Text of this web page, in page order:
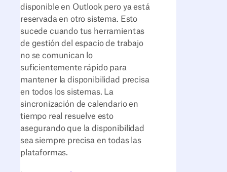
disponible en Outlook pero ya está
reservada en otro sistema. Esto
sucede cuando tus herramientas
de gestión del espacio de trabajo
no se comunican lo
suficientemente rápido para
mantener la disponibilidad precisa
en todos los sistemas. La
sincronización de calendario en
tiempo real resuelve esto
asegurando que la disponibilidad
sea siempre precisa en todas las
plataformas.